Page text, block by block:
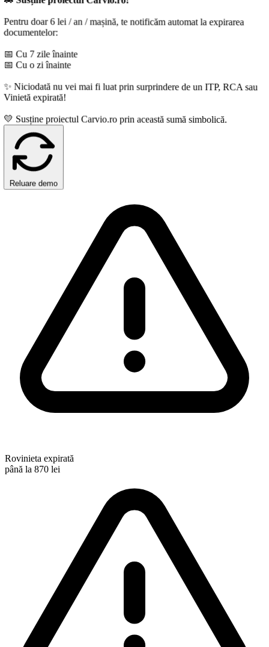
doar 6 lei / an / mașină, te notificăm automat la expirarea
Cu o zi înainte
Niciodată nu vei mai fi luat prin surprindere de un ITP, RCA sau
expirată!
Susține proiectul Carvio.ro prin această sumă simbolică.
Reluare demo
Rovinieta expirată
până la 870 lei